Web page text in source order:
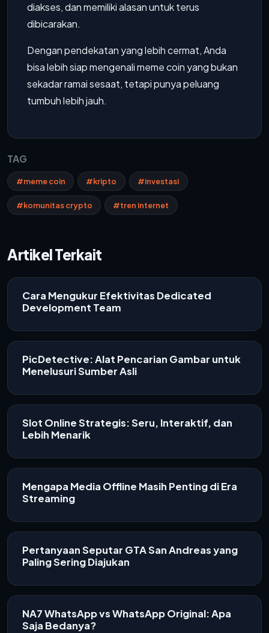
diakses, dan memiliki alasan untuk terus
dibicarakan.
Dengan pendekatan yang lebih cermat, Anda
bisa lebih siap mengenali meme coin yang bukan
sekadar ramai sesaat, tetapi punya peluang
tumbuh lebih jauh.
TAG
#meme coin #kripto #investasi
#komunitas crypto #tren internet
Artikel Terkait
Cara Mengukur Efektivitas Dedicated
Development Team
PicDetective: Alat Pencarian Gambar untuk
Menelusuri Sumber Asli
Slot Online Strategis: Seru, Interaktif, dan
Lebih Menarik
Mengapa Media Offline Masih Penting di Era
Streaming
Pertanyaan Seputar GTA San Andreas yang
Paling Sering Diajukan
NA7 WhatsApp vs WhatsApp Original: Apa
Saja Bedanya?